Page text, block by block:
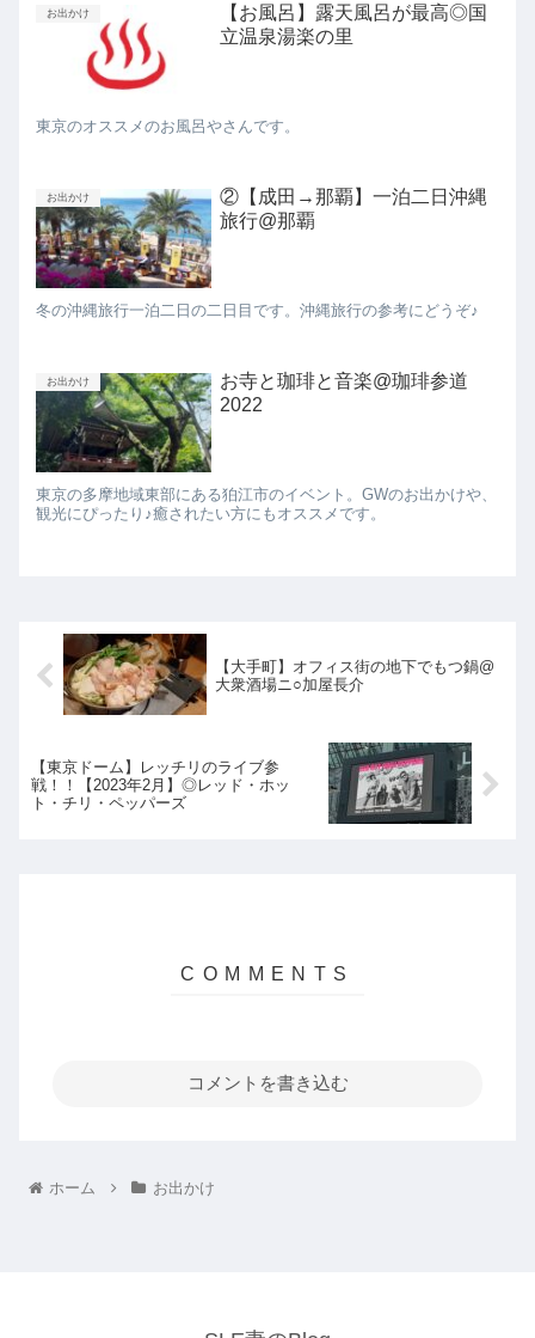
お出かけ
【お風呂】露天風呂が最高◎国
立温泉湯楽の里
東京のオススメのお風呂やさんです。
お出かけ
②【成田→那覇】一泊二日沖縄
旅行@那覇
冬の沖縄旅行一泊二日の二日目です。沖縄旅行の参考にどうぞ♪
お出かけ
お寺と珈琲と音楽@珈琲参道
2022
東京の多摩地域東部にある狛江市のイベント。GWのお出かけや、
観光にぴったり♪癒されたい方にもオススメです。
【大手町】オフィス街の地下でもつ鍋@
大衆酒場ニ○加屋長介
【東京ドーム】レッチリのライブ参
戦！！【2023年2月】◎レッド・ホッ
ト・チリ・ペッパーズ
コメントを書き込む
ホーム お出かけ